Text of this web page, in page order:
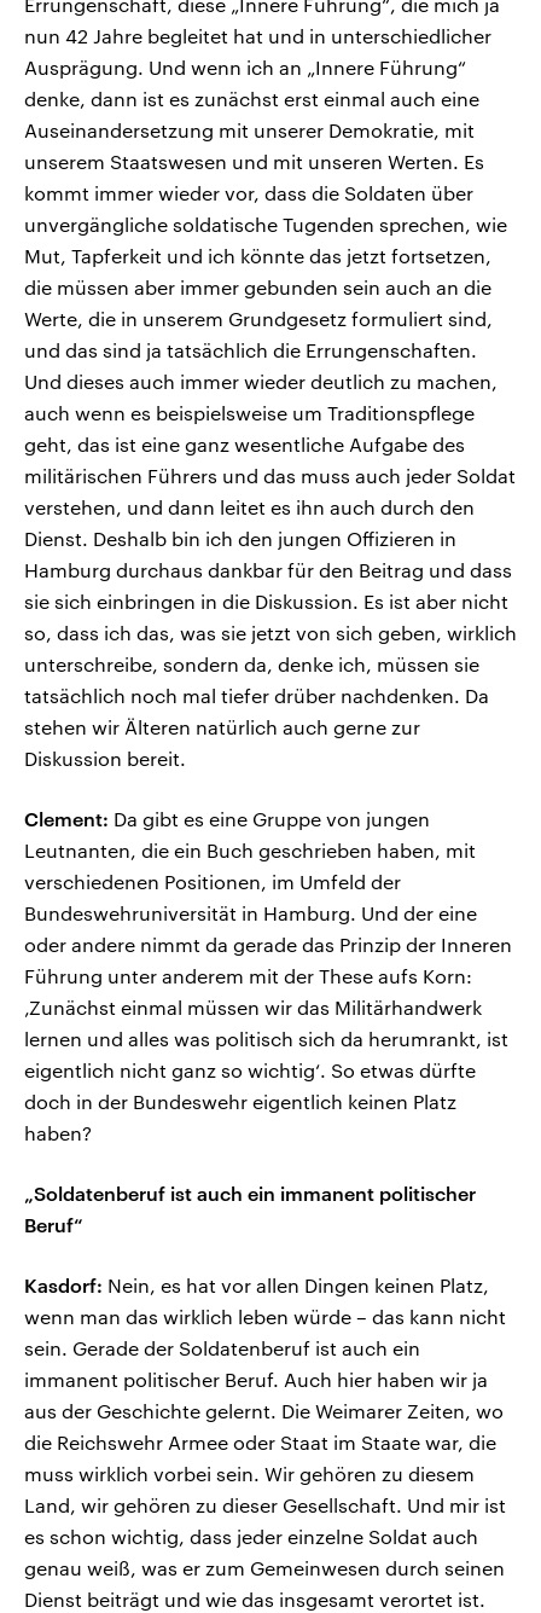
Errungenschaft, diese „Innere Führung“, die mich ja
nun 42 Jahre begleitet hat und in unterschiedlicher
Ausprägung. Und wenn ich an „Innere Führung“
denke, dann ist es zunächst erst einmal auch eine
Auseinandersetzung mit unserer Demokratie, mit
unserem Staatswesen und mit unseren Werten. Es
kommt immer wieder vor, dass die Soldaten über
unvergängliche soldatische Tugenden sprechen, wie
Mut, Tapferkeit und ich könnte das jetzt fortsetzen,
die müssen aber immer gebunden sein auch an die
Werte, die in unserem Grundgesetz formuliert sind,
und das sind ja tatsächlich die Errungenschaften.
Und dieses auch immer wieder deutlich zu machen,
auch wenn es beispielsweise um Traditionspflege
geht, das ist eine ganz wesentliche Aufgabe des
militärischen Führers und das muss auch jeder Soldat
verstehen, und dann leitet es ihn auch durch den
Dienst. Deshalb bin ich den jungen Offizieren in
Hamburg durchaus dankbar für den Beitrag und dass
sie sich einbringen in die Diskussion. Es ist aber nicht
so, dass ich das, was sie jetzt von sich geben, wirklich
unterschreibe, sondern da, denke ich, müssen sie
tatsächlich noch mal tiefer drüber nachdenken. Da
stehen wir Älteren natürlich auch gerne zur
Diskussion bereit.
Clement: Da gibt es eine Gruppe von jungen
Leutnanten, die ein Buch geschrieben haben, mit
verschiedenen Positionen, im Umfeld der
Bundeswehruniversität in Hamburg. Und der eine
oder andere nimmt da gerade das Prinzip der Inneren
Führung unter anderem mit der These aufs Korn:
‚Zunächst einmal müssen wir das Militärhandwerk
lernen und alles was politisch sich da herumrankt, ist
eigentlich nicht ganz so wichtig‘. So etwas dürfte
doch in der Bundeswehr eigentlich keinen Platz
haben?
„Soldatenberuf ist auch ein immanent politischer
Beruf“
Kasdorf: Nein, es hat vor allen Dingen keinen Platz,
wenn man das wirklich leben würde – das kann nicht
sein. Gerade der Soldatenberuf ist auch ein
immanent politischer Beruf. Auch hier haben wir ja
aus der Geschichte gelernt. Die Weimarer Zeiten, wo
die Reichswehr Armee oder Staat im Staate war, die
muss wirklich vorbei sein. Wir gehören zu diesem
Land, wir gehören zu dieser Gesellschaft. Und mir ist
es schon wichtig, dass jeder einzelne Soldat auch
genau weiß, was er zum Gemeinwesen durch seinen
Dienst beiträgt und wie das insgesamt verortet ist.